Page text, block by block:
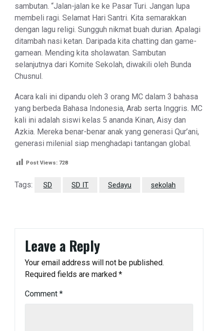
sambutan. “Jalan-jalan ke ke Pasar Turi. Jangan lupa
membeli ragi. Selamat Hari Santri. Kita semarakkan
dengan lagu religi. Sungguh nikmat buah durian. Apalagi
ditambah nasi ketan. Daripada kita chatting dan game-
gamean. Mending kita sholawatan. Sambutan
selanjutnya dari Komite Sekolah, diwakili oleh Bunda
Chusnul.
Acara kali ini dipandu oleh 3 orang MC dalam 3 bahasa
yang berbeda Bahasa Indonesia, Arab serta Inggris. MC
kali ini adalah siswi kelas 5 ananda Kinan, Aisy dan
Azkia. Mereka benar-benar anak yang generasi Qur’ani,
generasi milenial siap menghadapi tantangan global.
Post Views: 728
Tags: SD SD IT Sedayu sekolah
Leave a Reply
Your email address will not be published.
Required fields are marked *
Comment *